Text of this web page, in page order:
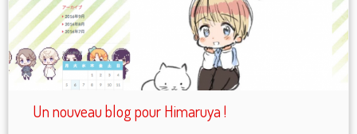
Un nouveau blog pour Himaruya !